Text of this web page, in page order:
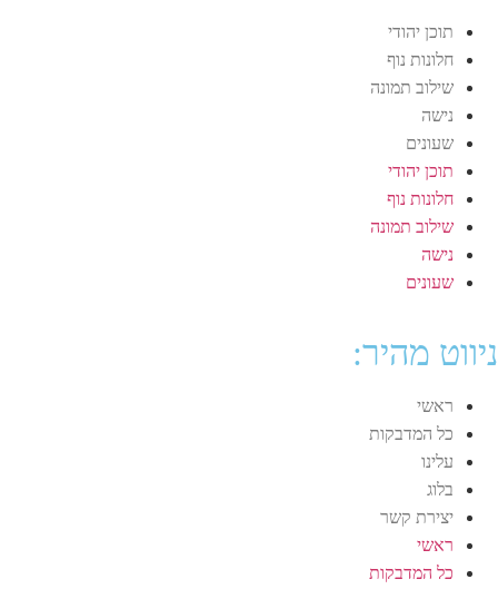
תוכן יהודי
חלונות נוף
שילוב תמונה
נישה
שעונים
תוכן יהודי
חלונות נוף
שילוב תמונה
נישה
שעונים
ניווט מהיר:
ראשי
כל המדבקות
עלינו
בלוג
יצירת קשר
ראשי
כל המדבקות